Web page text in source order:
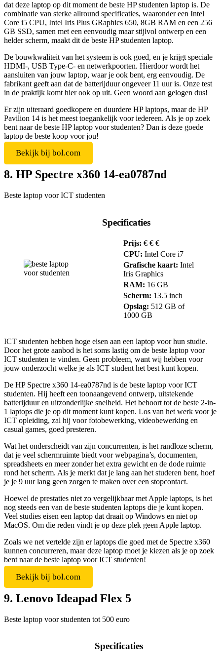
dat deze laptop op dit moment de beste HP studenten laptop is. De
combinatie van sterke allround specificaties, waaronder een Intel
Core i5 CPU, Intel Iris Plus GRaphics 650, 8GB RAM en een 256
GB SSD, samen met een eenvoudig maar stijlvol ontwerp en een
helder scherm, maakt dit de beste HP studenten laptop.
De bouwkwaliteit van het systeem is ook goed, en je krijgt speciale
HDMI-, USB Type-C- en netwerkpoorten. Hierdoor wordt het
aansluiten van jouw laptop, waar je ook bent, erg eenvoudig. De
fabrikant geeft aan dat de batterijduur ongeveer 11 uur is. Onze test
in de praktijk komt hier ook op uit. Geen woord aan gelogen dus!
Er zijn uiteraard goedkopere en duurdere HP laptops, maar de HP
Pavilion 14 is het meest toegankelijk voor iedereen. Als je op zoek
bent naar de beste HP laptop voor studenten? Dan is deze goede
laptop de beste koop voor jou!
Bekijk bij bol.com
8. HP Spectre x360 14-ea0787nd
Beste laptop voor ICT studenten
Specificaties
Prijs: € € €
CPU: Intel Core i7
Grafische kaart: Intel
Iris Graphics
RAM: 16 GB
Scherm: 13.5 inch
Opslag: 512 GB of
1000 GB
ICT studenten hebben hoge eisen aan een laptop voor hun studie.
Door het grote aanbod is het soms lastig om de beste laptop voor
ICT studenten te vinden. Geen probleem, want wij hebben voor
jouw onderzocht welke je als ICT student het best kunt kopen.
De HP Spectre x360 14-ea0787nd is de beste laptop voor ICT
studenten. Hij heeft een toonaangevend ontwerp, uitstekende
batterijduur en uitzonderlijke snelheid. Het behoort tot de beste 2-in-
1 laptops die je op dit moment kunt kopen. Los van het werk voor je
ICT opleiding, zal hij voor fotobewerking, videobewerking en
casual games, goed presteren.
Wat het onderscheidt van zijn concurrenten, is het randloze scherm,
dat je veel schermruimte biedt voor webpagina’s, documenten,
spreadsheets en meer zonder het extra gewicht en de dode ruimte
rond het scherm. Als je merkt dat je lang aan het studeren bent, hoef
je je 9 uur lang geen zorgen te maken over een stopcontact.
Hoewel de prestaties niet zo vergelijkbaar met Apple laptops, is het
nog steeds een van de beste studenten laptops die je kunt kopen.
Veel studies eisen een laptop dat draait op Windows en niet op
MacOS. Om die reden vindt je op deze plek geen Apple laptop.
Zoals we net vertelde zijn er laptops die goed met de Spectre x360
kunnen concurreren, maar deze laptop moet je kiezen als je op zoek
bent naar de beste laptop voor ICT studenten!
Bekijk bij bol.com
9. Lenovo Ideapad Flex 5
Beste laptop voor studenten tot 500 euro
Specificaties